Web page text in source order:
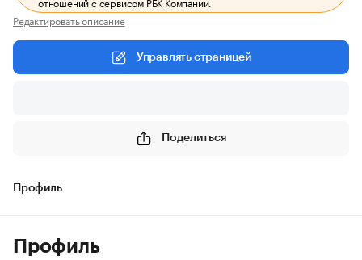
Редактировать описание
Управлять страницей
Поделиться
Профиль
Профиль